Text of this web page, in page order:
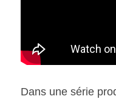
Dans une série